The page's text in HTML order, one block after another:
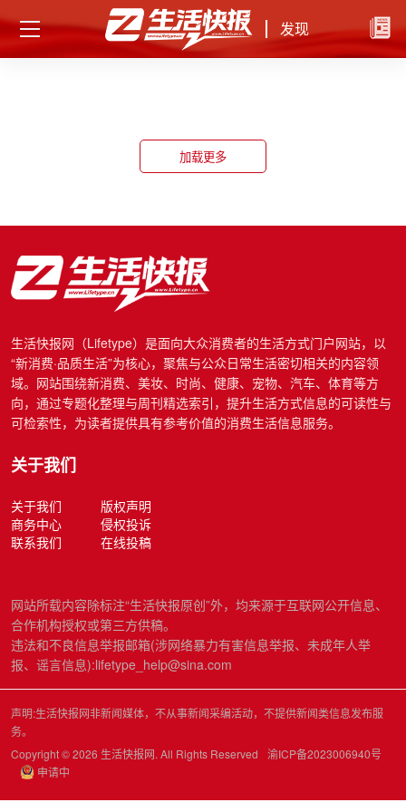
发现
加载更多
生活快报网（Lifetype）是面向大众消费者的生活方式门户网站，以
“新消费·品质生活”为核心，聚焦与公众日常生活密切相关的内容领
域。网站围绕新消费、美妆、时尚、健康、宠物、汽车、体育等方
向，通过专题化整理与周刊精选索引，提升生活方式信息的可读性与
可检索性，为读者提供具有参考价值的消费生活信息服务。
关于我们
关于我们
版权声明
商务中心
侵权投诉
联系我们
在线投稿
网站所载内容除标注“生活快报原创”外，均来源于互联网公开信息、
合作机构授权或第三方供稿。
违法和不良信息举报邮箱(涉网络暴力有害信息举报、未成年人举
报、谣言信息):lifetype_help@sina.com
声明:生活快报网非新闻媒体，不从事新闻采编活动，不提供新闻类信息发布服
务。
Copyright © 2026 生活快报网. All Rights Reserved
渝ICP备2023006940号
申请中